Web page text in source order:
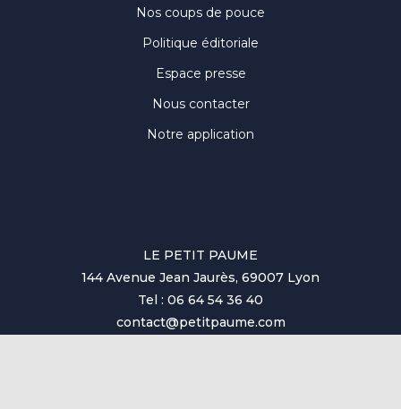
Nos coups de pouce
Politique éditoriale
Espace presse
Nous contacter
Notre application
LE PETIT PAUME
144 Avenue Jean Jaurès, 69007 Lyon
Tel : 06 64 54 36 40
contact@petitpaume.com